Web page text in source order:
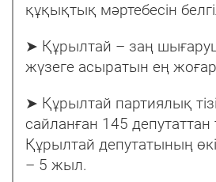
құқықтық мәртебесін
➤ Құрылтай – заң
жүзеге асыратын ең
➤ Құрылтай партиялық
сайланған 145 депутаттан
Құрылтай депутатының
– 5 жыл.